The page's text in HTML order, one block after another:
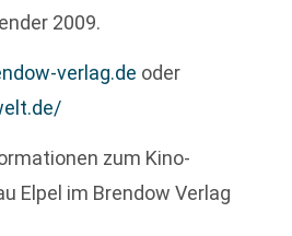
2009.
verlag.de oder
zum Kino-
Elpel im Brendow Verlag